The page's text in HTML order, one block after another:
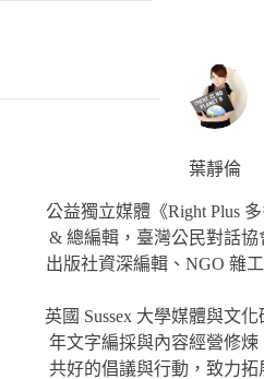
葉靜倫
公益獨立媒體《Right Plus
& 總編輯，臺灣公民對話協
出版社資深編輯、NGO 雜工
英國 Sussex 大學媒體與文
年文字編採與內容經營修
共好的倡議與行動，致力拓